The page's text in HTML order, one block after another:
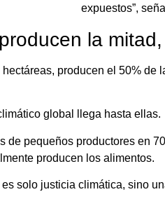
expuestos”,
la
producen el 50%
global llega hasta ellas.
pequeños productores en
producen los alimentos.
solo justicia climática, sino